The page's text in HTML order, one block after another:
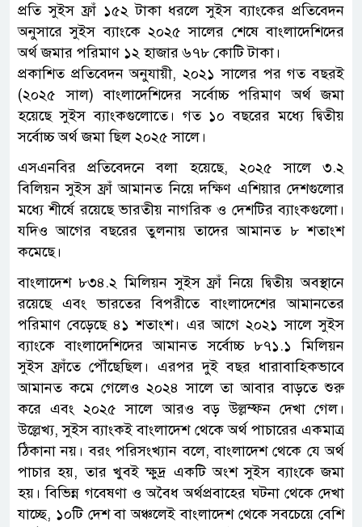
প্রতি সুইস ফ্রাঁ ১৫২ টাকা ধরলে সুইস ব্যাংকের প্রতিবেদন
অনুসারে সুইস ব্যাংকে ২০২৫ সালের শেষে বাংলাদেশিদের
অর্থ জমার পরিমাণ ১২ হাজার ৬৭৮ কোটি টাকা।
প্রকাশিত প্রতিবেদন অনুযায়ী, ২০২১ সালের পর গত বছরই
(২০২৫ সাল) বাংলাদেশিদের সর্বোচ্চ পরিমাণ অর্থ জমা
হয়েছে সুইস ব্যাংকগুলোতে। গত ১০ বছরের মধ্যে দ্বিতীয়
সর্বোচ্চ অর্থ জমা ছিল ২০২৫ সালে।
এসএনবির প্রতিবেদনে বলা হয়েছে, ২০২৫ সালে ৩.২
বিলিয়ন সুইস ফ্রাঁ আমানত নিয়ে দক্ষিণ এশিয়ার দেশগুলোর
মধ্যে শীর্ষে রয়েছে ভারতীয় নাগরিক ও দেশটির ব্যাংকগুলো।
যদিও আগের বছরের তুলনায় তাদের আমানত ৮ শতাংশ
কমেছে।
বাংলাদেশ ৮৩৪.২ মিলিয়ন সুইস ফ্রাঁ নিয়ে দ্বিতীয় অবস্থানে
রয়েছে এবং ভারতের বিপরীতে বাংলাদেশের আমানতের
পরিমাণ বেড়েছে ৪১ শতাংশ। এর আগে ২০২১ সালে সুইস
ব্যাংকে বাংলাদেশিদের আমানত সর্বোচ্চ ৮৭১.১ মিলিয়ন
সুইস ফ্রাঁতে পৌঁছেছিল। এরপর দুই বছর ধারাবাহিকভাবে
আমানত কমে গেলেও ২০২৪ সালে তা আবার বাড়তে শুরু
করে এবং ২০২৫ সালে আরও বড় উল্লম্ফন দেখা গেল।
উল্লেখ্য, সুইস ব্যাংকই বাংলাদেশ থেকে অর্থ পাচারের একমাত্র
ঠিকানা নয়। বরং পরিসংখ্যান বলে, বাংলাদেশ থেকে যে অর্থ
পাচার হয়, তার খুবই ক্ষুদ্র একটি অংশ সুইস ব্যাংকে জমা
হয়। বিভিন্ন গবেষণা ও অবৈধ অর্থপ্রবাহের ঘটনা থেকে দেখা
যাচ্ছে, ১০টি দেশ বা অঞ্চলেই বাংলাদেশ থেকে সবচেয়ে বেশি